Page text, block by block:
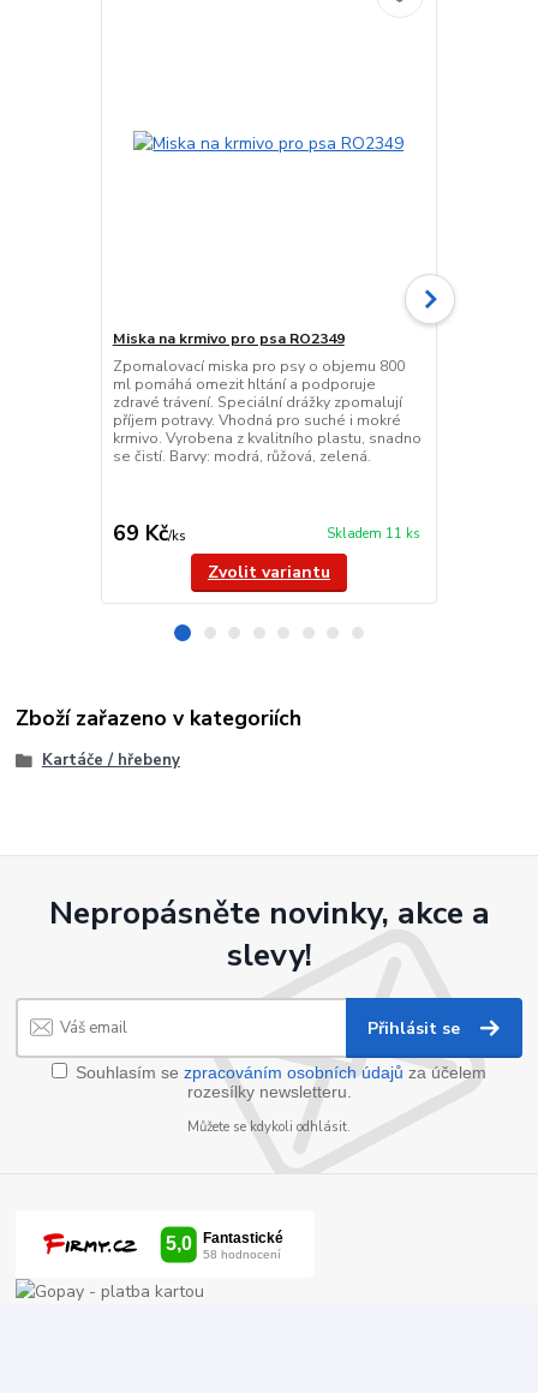
Miska na krmivo pro psa RO2349
Zpomalovací miska pro psy o objemu 800
ml pomáhá omezit hltání a podporuje
zdravé trávení. Speciální drážky zpomalují
příjem potravy. Vhodná pro suché i mokré
krmivo. Vyrobena z kvalitního plastu, snadno
se čistí. Barvy: modrá, růžová, zelená.
69 Kč/ks Skladem 11 ks
Zvolit variantu
Zboží zařazeno v kategoriích
Kartáče / hřebeny
Nepropásněte novinky, akce a
slevy!
Přihlásit se
Souhlasím se zpracováním osobních údajů za účelem
rozesílky newsletteru.
Můžete se kdykoli odhlásit.